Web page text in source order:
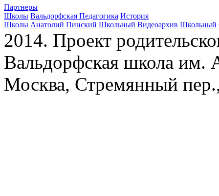
Партнеры
Школы Вальдорфская Педагогика История
Школы Анатолий Пинский Школьный Видеоархив Школьный
2014. Проект
Вальдорфская школа им.
Москва, Стремянный